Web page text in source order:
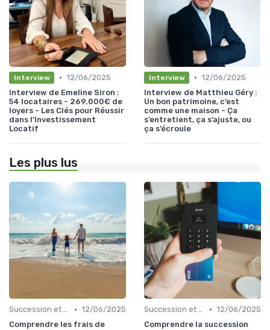
Interview • 12/06/2025
Interview de Emeline Siron :
54 locataires - 269.000€ de
loyers - Les Clés pour Réussir
dans l'Investissement
Locatif
Interview • 12/06/2025
Interview de Matthieu Géry :
Un bon patrimoine, c’est
comme une maison - Ça
s’entretient, ça s’ajuste, ou
ça s’écroule
Les plus lus
Succession et Transmission de Patrimoine • 12/06/2025
Comprendre les frais de
Succession et Transmission de Patrimoine • 12/06/2025
Comprendre la succession